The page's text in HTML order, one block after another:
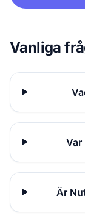
Vanliga
Var
Är